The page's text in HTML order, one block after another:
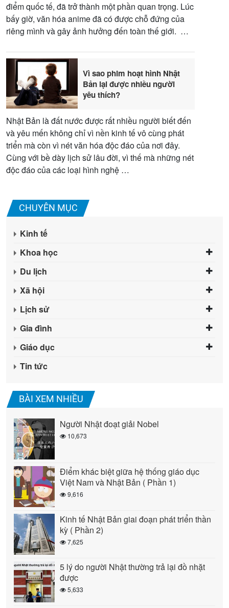
điểm quốc tế, đã trở thành một phần quan trọng. Lúc
bấy giờ, văn hóa anime đã có được chỗ đứng của
riêng mình và gây ảnh hưởng đến toàn thế giới. …
Vì sao phim hoạt hình Nhật
Bản lại được nhiều người
yêu thích?
Nhật Bản là đất nước được rất nhiều người biết đến
và yêu mến không chỉ vì nền kinh tế vô cùng phát
triển mà còn vì nét văn hóa độc đáo của nơi đây.
Cùng với bề dày lịch sử lâu đời, vì thế mà những nét
độc đáo của các loại hình nghệ …
CHUYÊN MỤC
Kinh tế
Khoa học
Du lịch
Xã hội
Lịch sử
Gia đình
Giáo dục
Tin tức
BÀI XEM NHIỀU
Người Nhật đoạt giải Nobel
10,673
Điểm khác biệt giữa hệ thống giáo dục
Việt Nam và Nhật Bản ( Phần 1)
9,616
Kinh tế Nhật Bản giai đoạn phát triển thần
kỳ ( Phần 2)
7,625
5 lý do người Nhật thường trả lại đồ nhặt
được
5,633